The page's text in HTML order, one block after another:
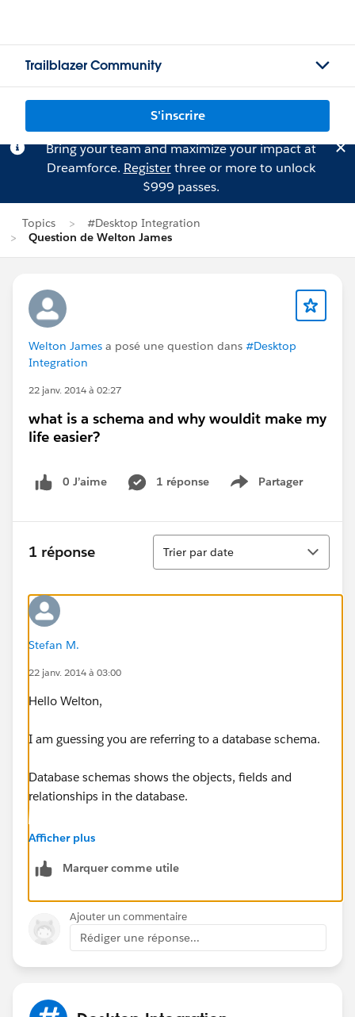
Trailblazer Community
S'inscrire
Bring your team and maximize your impact at
Dreamforce. Registerthree or more to unlock
$999 passes.
Topics
#Desktop Integration
Question de Welton James
Welton James a posé une question dans #Desktop
Integration
22 janv. 2014 à 02:27
what is a schema and why wouldit make my
life easier?
0 J’aime 1 réponse Partager
Show menu
1 réponse
Tri
Trier par date
Stefan M.
22 janv. 2014 à 03:00
Hello Welton,
I am guessing you are referring to a database schema.
Database schemas shows the objects, fields and
relationships in the database.
It makes your life easier by being able to understand
customizing or extending Salesforce.
Regards,
Stefan
Afficher plus
Marquer comme utile
Ajouter un commentaire
Rédiger une réponse...